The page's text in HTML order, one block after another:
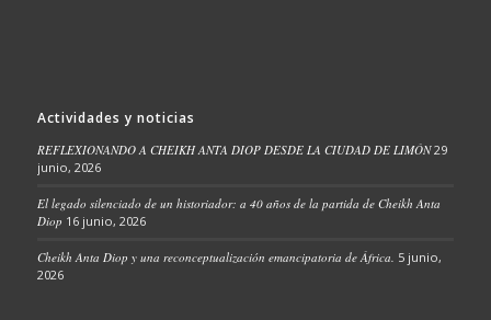
Actividades y noticias
REFLEXIONANDO A CHEIKH ANTA DIOP DESDE LA CIUDAD DE LIMÓN 29
junio, 2026
El legado silenciado de un historiador: a 40 años de la partida de Cheikh Anta
Diop 16 junio, 2026
Cheikh Anta Diop y una reconceptualización emancipatoria de África. 5 junio,
2026